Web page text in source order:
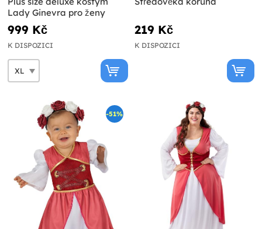
Lady Ginevra pro ženy
999 Kč
K DISPOZICI
219 Kč
K DISPOZICI
-51%